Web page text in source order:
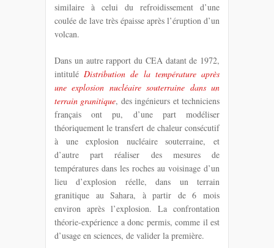
similaire à celui du refroidissement d’une
coulée de lave très épaisse après l’éruption d’un
volcan.
Dans un autre rapport du CEA datant de 1972,
intituléDistribution de la température après
une explosion nucléaire souterraine dans un
terrain granitique, des ingénieurs et techniciens
français ont pu, d’une part modéliser
théoriquement le transfert de chaleur consécutif
à une explosion nucléaire souterraine, et
d’autre part réaliser des mesures de
températures dans les roches au voisinage d’un
lieu d’explosion réelle, dans un terrain
granitique au Sahara, à partir de 6 mois
environ après l’explosion. La confrontation
théorie-expérience a donc permis, comme il est
d’usage en sciences, de valider la première.